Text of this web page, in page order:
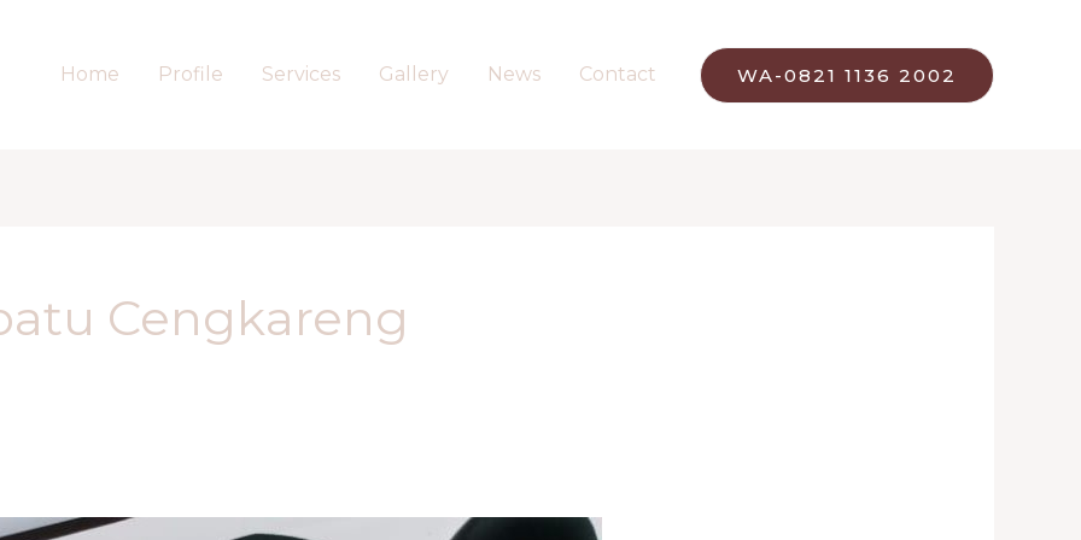
Home Profile Services Gallery News Contact WA-0821 1136 2002
Cengkareng